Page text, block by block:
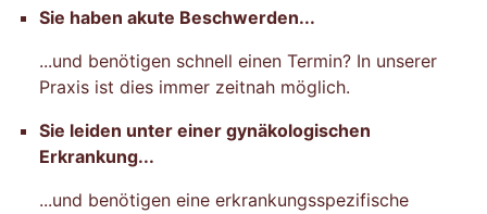
Sie haben akute Beschwerden...
...und benötigen schnell einen Termin? In unserer
Praxis ist dies immer zeitnah möglich.
Sie leiden unter einer gynäkologischen
Erkrankung...
...und benötigen eine erkrankungsspezifische